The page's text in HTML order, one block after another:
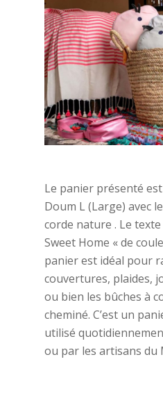
Le panier présenté
Doum L (Large) avec
corde nature . Le
Sweet Home « de
panier est idéal pour
couvertures, plaides,
ou bien les bûches à
cheminé. C’est un
utilisé
ou par les artisans du